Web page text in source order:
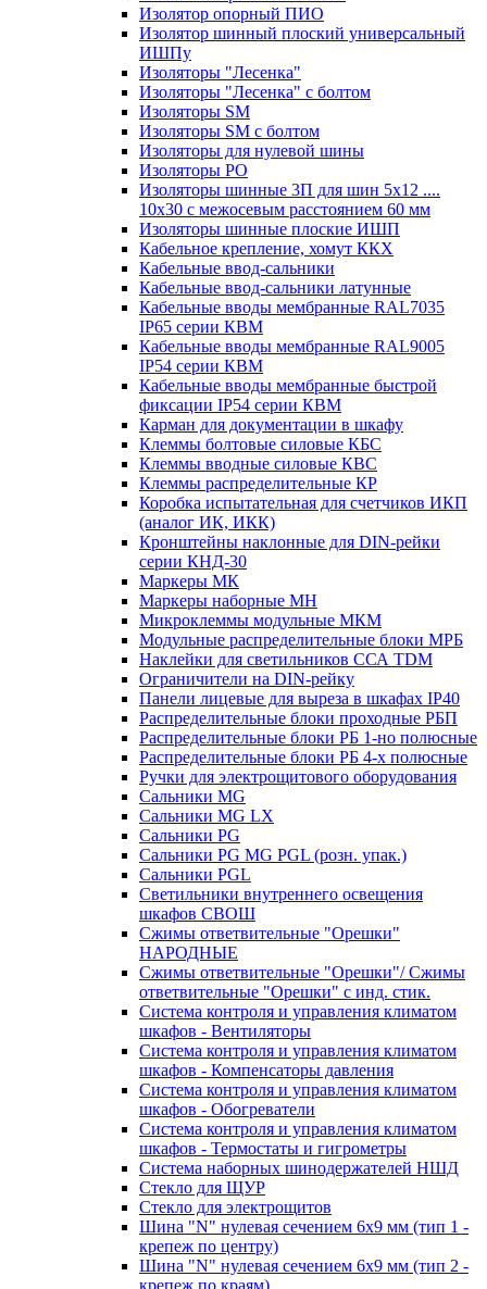
Изолятор опорный ПИО
Изолятор шинный плоский универсальный
ИШПу
Изоляторы "Лесенка"
Изоляторы "Лесенка" с болтом
Изоляторы SM
Изоляторы SM c болтом
Изоляторы для нулевой шины
Изоляторы РО
Изоляторы шинные 3П для шин 5х12 ....
10х30 с межосевым расстоянием 60 мм
Изоляторы шинные плоские ИШП
Кабельное крепление, хомут ККХ
Кабельные ввод-сальники
Кабельные ввод-сальники латунные
Кабельные вводы мембранные RAL7035
IP65 серии КВМ
Кабельные вводы мембранные RAL9005
IP54 серии КВМ
Кабельные вводы мембранные быстрой
фиксации IP54 серии КВМ
Карман для документации в шкафу
Клеммы болтовые силовые КБС
Клеммы вводные силовые КВС
Клеммы распределительные КР
Коробка испытательная для счетчиков ИКП
(аналог ИК, ИКК)
Кронштейны наклонные для DIN-рейки
серии КНД-30
Маркеры МК
Маркеры наборные МН
Микроклеммы модульные МКМ
Модульные распределительные блоки МРБ
Наклейки для светильников ССА TDM
Ограничители на DIN-рейку
Панели лицевые для выреза в шкафах IP40
Распределительные блоки проходные РБП
Распределительные блоки РБ 1-но полюсные
Распределительные блоки РБ 4-х полюсные
Ручки для электрощитового оборудования
Сальники MG
Сальники MG LX
Сальники PG
Сальники PG MG PGL (розн. упак.)
Сальники PGL
Светильники внутреннего освещения
шкафов СВОШ
Сжимы ответвительные "Орешки"
НАРОДНЫЕ
Сжимы ответвительные "Орешки"/ Сжимы
ответвительные "Орешки" с инд. стик.
Система контроля и управления климатом
шкафов - Вентиляторы
Система контроля и управления климатом
шкафов - Компенсаторы давления
Система контроля и управления климатом
шкафов - Обогреватели
Система контроля и управления климатом
шкафов - Термостаты и гигрометры
Система наборных шинодержателей НШД
Стекло для ЩУР
Стекло для электрощитов
Шина "N" нулевая сечением 6х9 мм (тип 1 -
крепеж по центру)
Шина "N" нулевая сечением 6х9 мм (тип 2 -
крепеж по краям)